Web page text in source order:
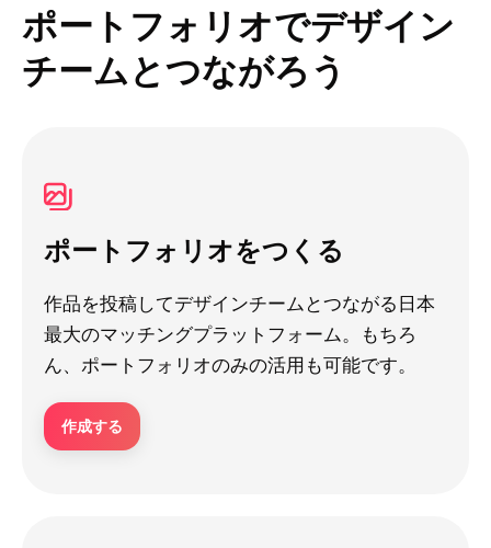
ポートフォリオでデザイン
チームとつながろう
ポートフォリオをつくる
作品を投稿してデザインチームとつながる日本
最大のマッチングプラットフォーム。もちろ
ん、ポートフォリオのみの活用も可能です。
作成する